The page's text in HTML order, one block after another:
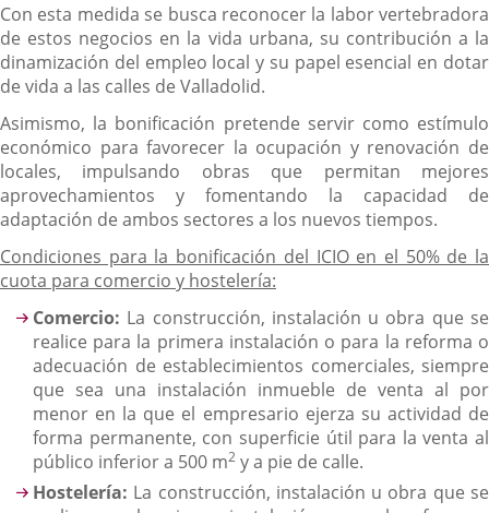
Con esta medida se busca reconocer la labor vertebradora
de estos negocios en la vida urbana, su contribución a la
dinamización del empleo local y su papel esencial en dotar
de vida a las calles de Valladolid.
Asimismo, la bonificación pretende servir como estímulo
económico para favorecer la ocupación y renovación de
locales, impulsando obras que permitan mejores
aprovechamientos y fomentando la capacidad de
adaptación de ambos sectores a los nuevos tiempos.
Condiciones para la bonificación del ICIO en el 50% de la
cuota para comercio y hostelería:
Comercio: La construcción, instalación u obra que se
realice para la primera instalación o para la reforma o
adecuación de establecimientos comerciales, siempre
que sea una instalación inmueble de venta al por
menor en la que el empresario ejerza su actividad de
forma permanente, con superficie útil para la venta al
público inferior a 500 m2 y a pie de calle.
Hostelería: La construcción, instalación u obra que se